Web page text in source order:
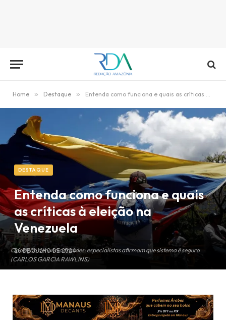
Home » Destaque » Entenda como funciona e quais as críticas à eleição na Venezuela
Oposição denuncia fraudes; especialistas afirmam que sistema é seguro
(CARLOS GARCIA RAWLINS)
DESTAQUE
Entenda como funciona e quais
as críticas à eleição na
Venezuela
26 DE JULHO DE 2024